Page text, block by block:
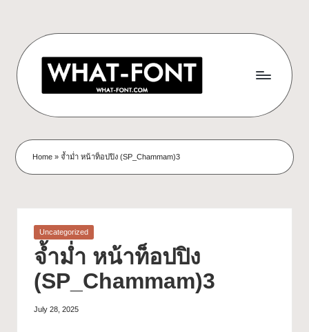
Home »จ้ำม่ำ หน้าท็อปปิง (SP_Chammam)3
Uncategorized
จ้ำม่ำ หน้าท็อปปิง
(SP_Chammam)3
July 28, 2025